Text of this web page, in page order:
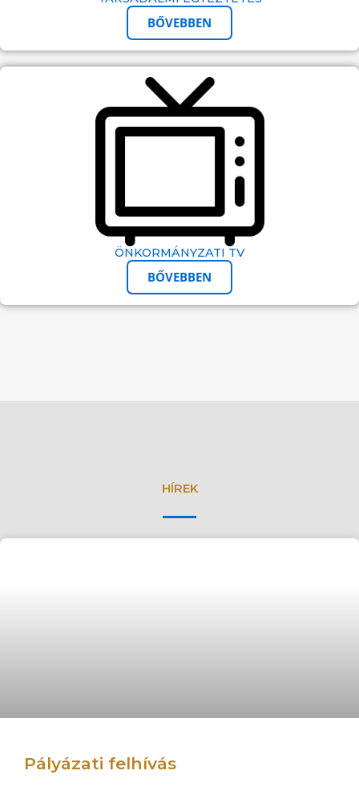
BŐVEBBEN
ÖNKORMÁNYZATI TV
BŐVEBBEN
HÍREK
Pályázati felhívás